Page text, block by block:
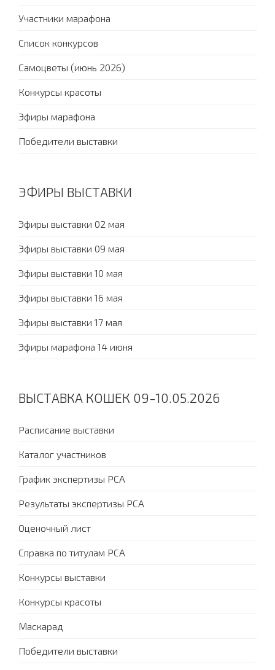
Участники марафона
Список конкурсов
Самоцветы (июнь 2026)
Конкурсы красоты
Эфиры марафона
Победители выставки
ЭФИРЫ ВЫСТАВКИ
Эфиры выставки 02 мая
Эфиры выставки 09 мая
Эфиры выставки 10 мая
Эфиры выставки 16 мая
Эфиры выставки 17 мая
Эфиры марафона 14 июня
ВЫСТАВКА КОШЕК 09-10.05.2026
Расписание выставки
Каталог участников
График экспертизы PCA
Результаты экспертизы PCA
Оценочный лист
Справка по титулам PCA
Конкурсы выставки
Конкурсы красоты
Маскарад
Победители выставки